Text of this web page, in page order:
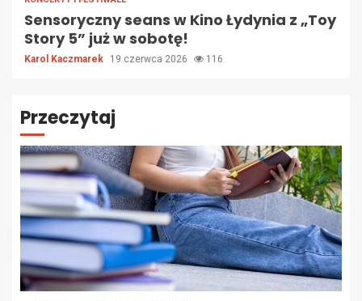
Sensoryczny seans w Kino Łydynia z „Toy
Story 5” już w sobotę!
Karol Kaczmarek 19 czerwca 2026 116
Przeczytaj